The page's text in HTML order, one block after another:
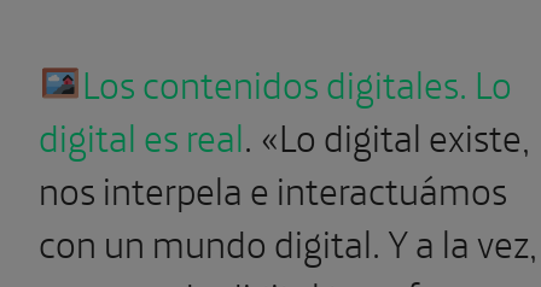
Los contenidos digitales. Lo
digital es real. «Lo digital existe,
nos interpela e interactuámos
con un mundo digital. Y a la vez,